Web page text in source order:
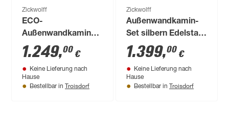
Zickwolff
ECO-
Außenwandkamin-
Set silbern Edelstahl
Ø 150 mm
1.249,00 €
Keine Lieferung nach
Hause
Bestellbar in Troisdorf
Zickwolff
Außenwandkamin-
Set silbern Edelstahl
Ø 150 mm
1.399,00 €
Keine Lieferung nach
Hause
Bestellbar in Troisdorf